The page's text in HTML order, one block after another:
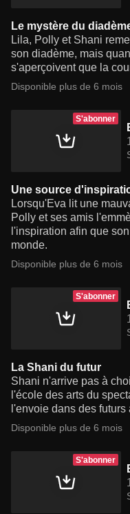
Le mystère du
Lila, Polly et Shani
son diadème, mais
s'aperçoivent que la
Disponible plus de 6 mois
S'abonner
Une source
Lorsqu'Eva lit une
Polly et ses amis
l'inspiration afin que
monde.
Disponible plus de 6 mois
S'abonner
La Shani du futur
Shani n'arrive pas à
l'école des arts du
l'envoie dans des futurs
Disponible plus de 6 mois
S'abonner